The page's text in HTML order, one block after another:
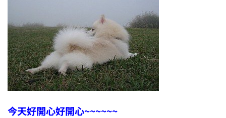
今天好開心好開心~~~~~~